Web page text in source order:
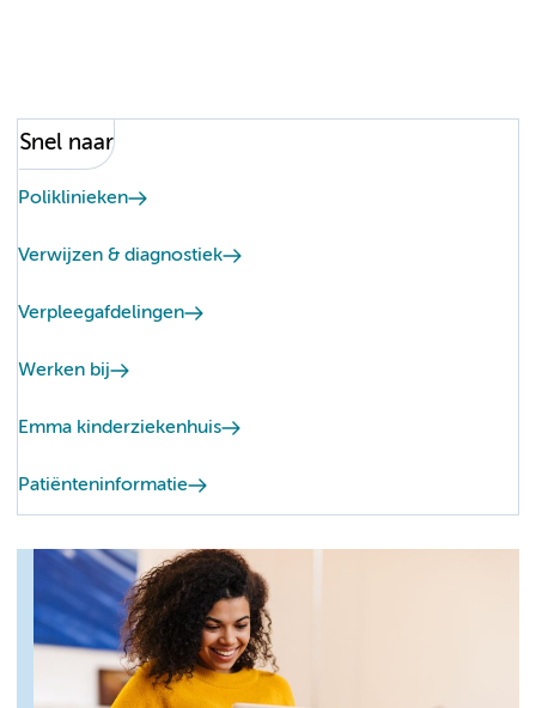
Snel naar
Poliklinieken
Verwijzen & diagnostiek
Verpleegafdelingen
Werken bij
Emma kinderziekenhuis
Patiënteninformatie